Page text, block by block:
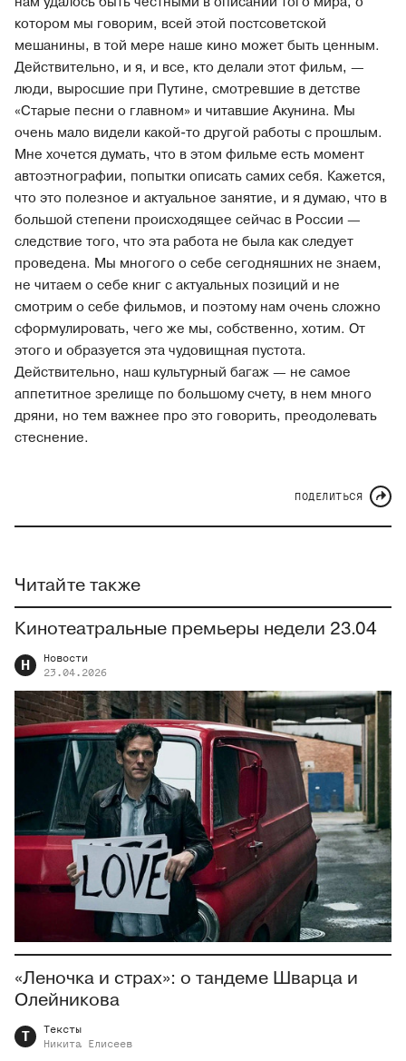
котором мы говорим, всей этой постсоветской
мешанины, в той мере наше кино может быть ценным.
Действительно, и я, и все, кто делали этот фильм, —
люди, выросшие при Путине, смотревшие в детстве
«Старые песни о главном» и читавшие Акунина. Мы
очень мало видели какой-то другой работы с прошлым.
Мне хочется думать, что в этом фильме есть момент
автоэтнографии, попытки описать самих себя. Кажется,
что это полезное и актуальное занятие, и я думаю, что в
большой степени происходящее сейчас в России —
следствие того, что эта работа не была как следует
проведена. Мы многого о себе сегодняшних не знаем,
не читаем о себе книг с актуальных позиций и не
смотрим о себе фильмов, и поэтому нам очень сложно
сформулировать, чего же мы, собственно, хотим. От
этого и образуется эта чудовищная пустота.
Действительно, наш культурный багаж — не самое
аппетитное зрелище по большому счету, в нем много
дряни, но тем важнее про это говорить, преодолевать
стеснение.
ПОДЕЛИТЬСЯ
Читайте также
Кинотеатральные премьеры недели 23.04
Н
Новости
23.04.2026
«Леночка и страх»: о тандеме Шварца и
Олейникова
Т
Тексты
Никита
Елисеев